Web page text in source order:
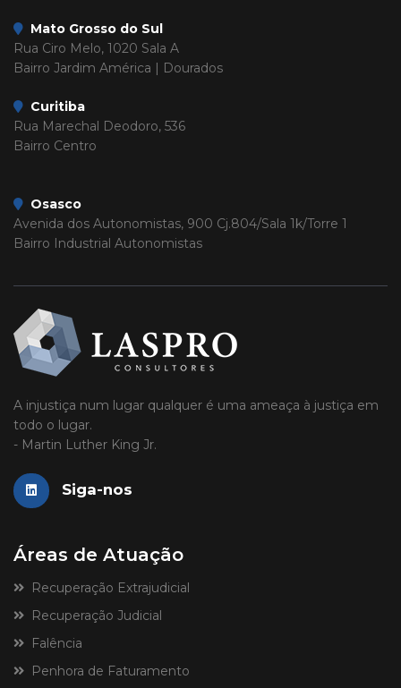
Mato Grosso do Sul
Rua Ciro Melo, 1020 Sala A
Bairro Jardim América | Dourados
Curitiba
Rua Marechal Deodoro, 536
Bairro Centro
Osasco
Avenida dos Autonomistas, 900 Cj.804/Sala 1k/Torre 1
Bairro Industrial Autonomistas
A injustiça num lugar qualquer é uma ameaça à justiça em
todo o lugar.
- Martin Luther King Jr.
Siga-nos
Áreas de Atuação
Recuperação Extrajudicial
Recuperação Judicial
Falência
Penhora de Faturamento